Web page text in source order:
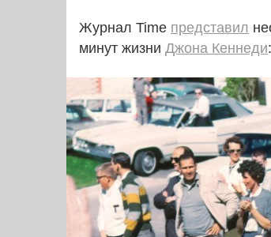
Журнал Time представил
минут жизни Джона Кеннеди: